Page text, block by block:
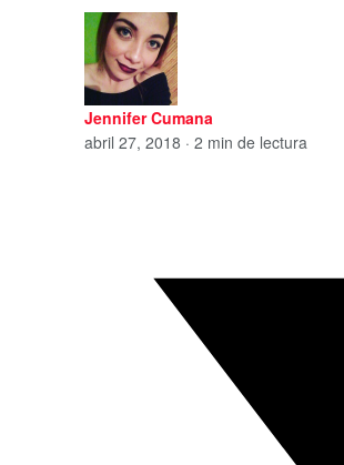
Jennifer Cumana
abril 27, 2018 · 2 min de lectura